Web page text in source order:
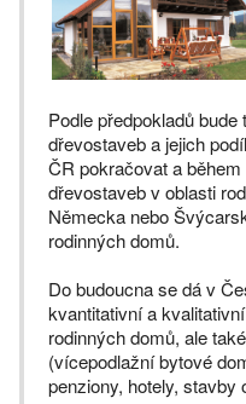
Podle předpokladů
dřevostaveb a jejich
ČR pokračovat a
dřevostaveb v oblasti
Německa nebo
rodinných domů.
Do budoucna se dá v
kvantitativní a
rodinných domů, ale také
(vícepodlažní bytové
penziony, hotely, stavby